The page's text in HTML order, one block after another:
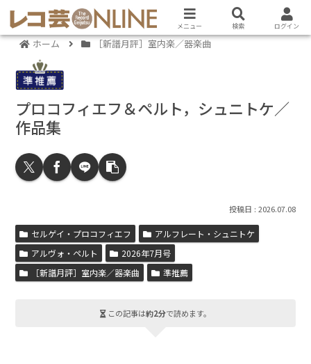
ホーム ［新譜月評］室内楽／器楽曲
プロコフィエフ＆ペルト，シュニトケ／
作品集
2026.07.08
セルゲイ・プロコフィエフ
アルフレート・シュニトケ
アルヴォ・ペルト
2026年7月号
［新譜月評］室内楽／器楽曲
準推薦
この記事は約2分で読めます。
メニュー 検索 ログイン